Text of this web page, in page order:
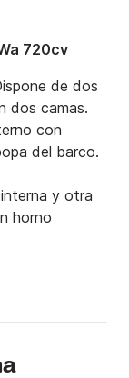
720cv
de dos
dos camas.
con
del barco.
y otra
horno
para una
con CD.